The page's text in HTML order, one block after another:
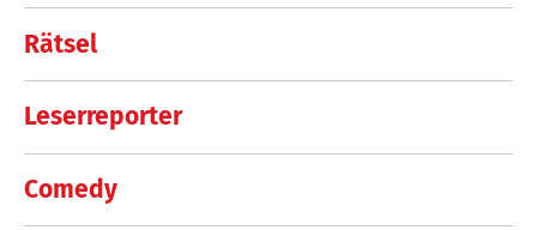
Rätsel
Leserreporter
Comedy